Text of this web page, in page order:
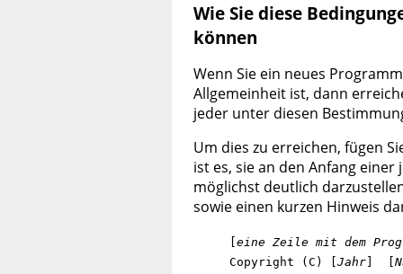
Wie Sie diese
können
Wenn Sie ein neues
Allgemeinheit ist, dann
jeder unter diesen
Um dies zu erreichen, fügen
ist es, sie an den Anfang
möglichst deutlich
sowie einen kurzen Hinweis
eine Zeile mit dem
Copyright (C) [ Jahr